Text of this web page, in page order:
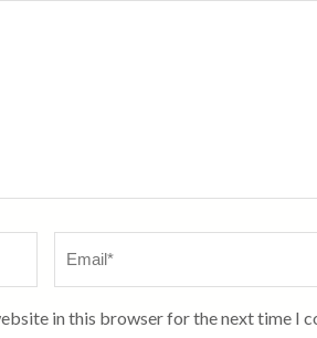
in this browser for the next time I